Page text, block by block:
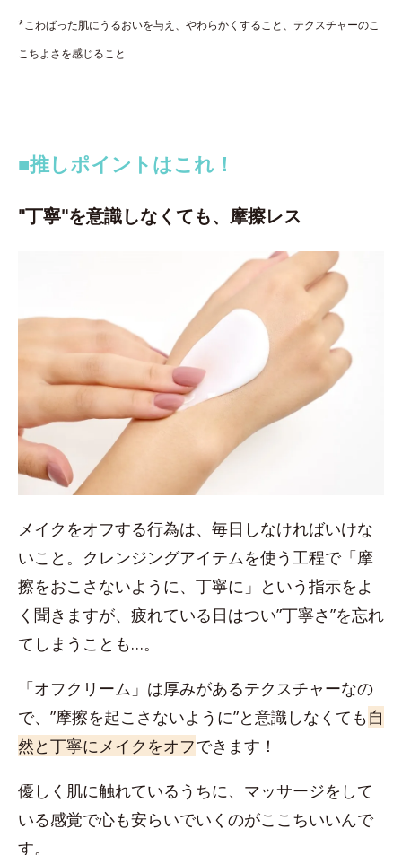
*こわばった肌にうるおいを与え、やわらかくすること、テクスチャーのこ
こちよさを感じること
■推しポイントはこれ！
"丁寧"を意識しなくても、摩擦レス
メイクをオフする行為は、毎日しなければいけな
いこと。クレンジングアイテムを使う工程で「摩
擦をおこさないように、丁寧に」という指示をよ
く聞きますが、疲れている日はつい”丁寧さ”を忘れ
てしまうことも…。
「オフクリーム」は厚みがあるテクスチャーなの
で、”摩擦を起こさないように”と意識しなくても 自
然と丁寧にメイクをオフできます！
優しく肌に触れているうちに、マッサージをして
いる感覚で心も安らいでいくのがここちいいんで
す。